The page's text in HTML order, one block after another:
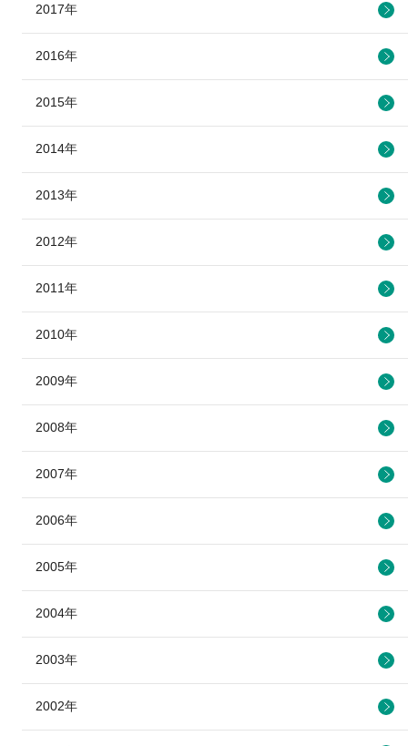
2017年
2016年
2015年
2014年
2013年
2012年
2011年
2010年
2009年
2008年
2007年
2006年
2005年
2004年
2003年
2002年